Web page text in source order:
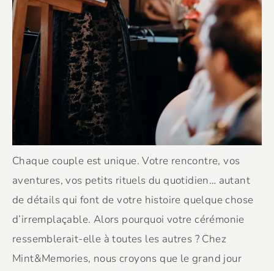
Chaque couple est unique. Votre rencontre, vos
aventures, vos petits rituels du quotidien… autant
de détails qui font de votre histoire quelque chose
d’irremplaçable. Alors pourquoi votre cérémonie
ressemblerait-elle à toutes les autres ? Chez
Mint&Memories, nous croyons que le grand jour